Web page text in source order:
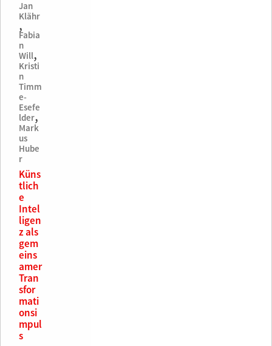
Jan
Klähr
,
Fabia
n
Will,
Kristi
n
Timm
e-
Esefe
lder,
Mark
us
Hube
r
Küns
tlich
e
Intel
ligen
z als
gem
eins
amer
Tran
sfor
mati
onsi
mpul
s